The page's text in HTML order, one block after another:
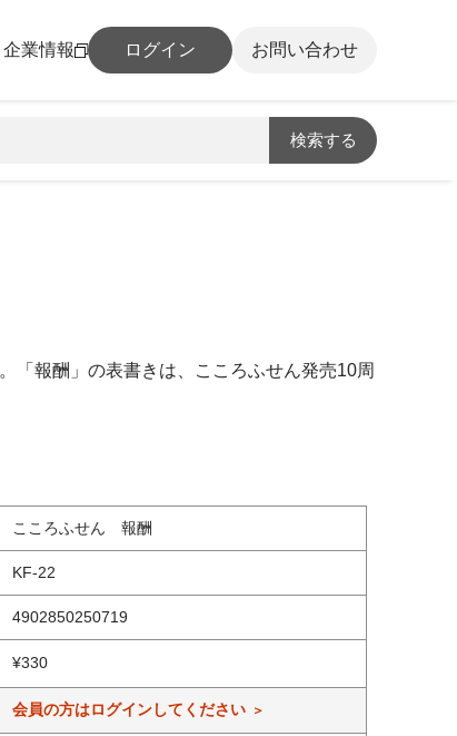
企業情報 ログイン お問い合わせ
検索する
「報酬」の表書きは、こころふせん発売10周
こころふせん 報酬
KF-22
4902850250719
¥330
会員の方はログインしてください